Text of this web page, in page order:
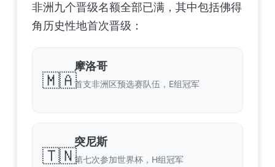
非洲九个晋级名额全部已满，其中包括佛得
角历史性地首次晋级：
🇲🇦
摩洛哥
首支非洲区预选赛队伍，E组冠军
🇹🇳
突尼斯
第七次参加世界杯，H组冠军